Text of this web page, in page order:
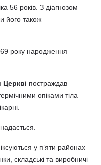
56 років. З діагнозом
його також
року народження
Церкві постраждав
опіками тіла
у пʼяти районах
складські та виробничі